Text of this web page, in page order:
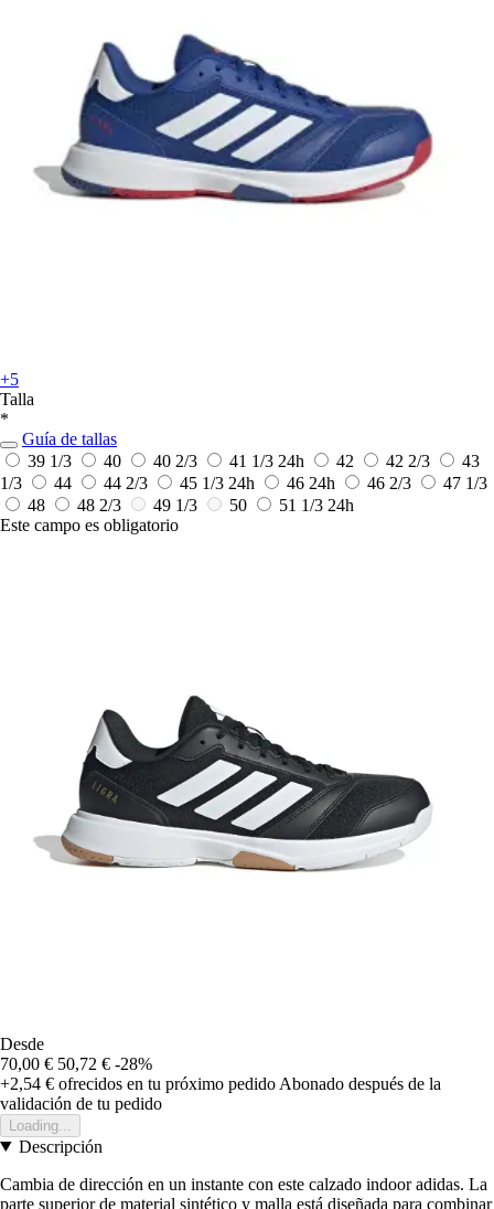
+5
Talla
*
Guía de tallas
39 1/3
40 40 2/3 41 1/3 24h 42 42 2/3
43
1/3
44 44 2/3 45 1/3 24h 46 24h 46 2/3
47 1/3
48
48 2/3 49 1/3 50 51 1/3 24h
Este campo es obligatorio
Desde
70,00 € 50,72 € -28%
+2,54 € ofrecidos en tu próximo pedido Abonado después de la
validación de tu pedido
Loading...
Descripción
Cambia de dirección en un instante con este calzado indoor adidas. La
parte superior de material sintético y malla está diseñada para combinar